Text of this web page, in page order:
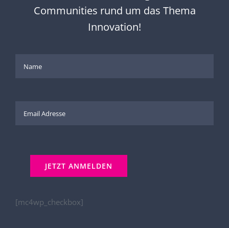
Werde Teil einer der größten
Communities rund um das Thema